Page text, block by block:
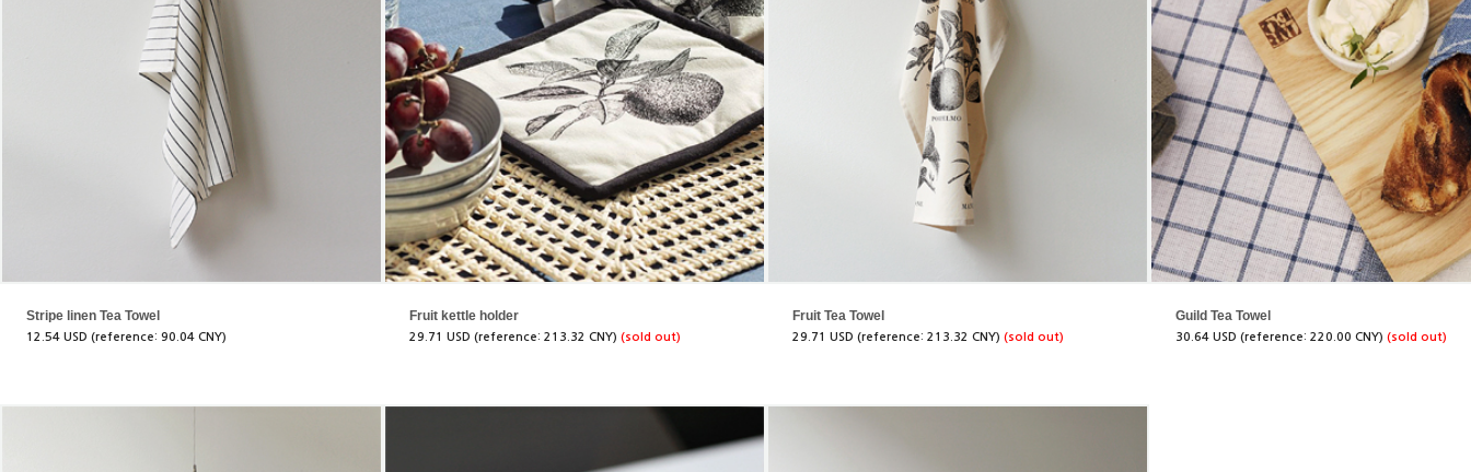
Stripe linen Tea Towel
12.54 USD (reference: 90.04 CNY)
Fruit kettle holder
29.71 USD (reference: 213.32 CNY) (sold out)
Fruit Tea Towel
29.71 USD (reference: 213.32 CNY) (sold out)
Guild Tea Towel
30.64 USD (reference: 220.00 CNY) (sold out)